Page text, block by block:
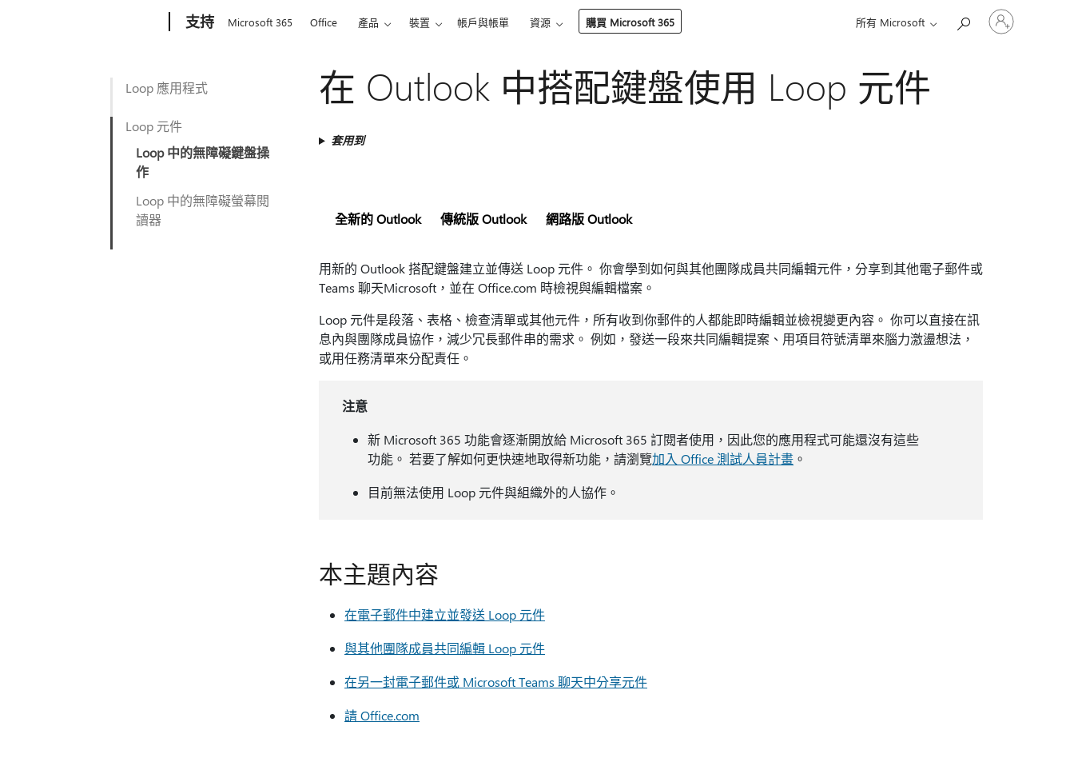
支持 Microsoft 365 Office 產品 裝置 帳戶與帳單 資源 購買 Microsoft 365 所有 Microsoft
登
入
Loop 應用程式
Loop 元件
Loop 中的無障礙鍵盤操
作
Loop 中的無障礙螢幕閱
讀器
在 Outlook 中搭配鍵盤使用 Loop 元件
套用到
全新的 Outlook 傳統版 Outlook 網路版 Outlook
用新的 Outlook 搭配鍵盤建立並傳送 Loop 元件。 你會學到如何與其他團隊成員共同編輯元件，分享到其他電子郵件或
Teams 聊天Microsoft，並在 Office.com 時檢視與編輯檔案。
Loop 元件是段落、表格、檢查清單或其他元件，所有收到你郵件的人都能即時編輯並檢視變更內容。 你可以直接在訊
息內與團隊成員協作，減少冗長郵件串的需求。 例如，發送一段來共同編輯提案、用項目符號清單來腦力激盪想法，
或用任務清單來分配責任。
注意
新 Microsoft 365 功能會逐漸開放給 Microsoft 365 訂閱者使用，因此您的應用程式可能還沒有這些
功能。 若要了解如何更快速地取得新功能，請瀏覽加入 Office 測試人員計畫 。
目前無法使用 Loop 元件與組織外的人協作。
本主題內容
在電子郵件中建立並發送 Loop 元件
與其他團隊成員共同編輯 Loop 元件
在另一封電子郵件或 Microsoft Teams 聊天中分享元件
請 Office.com